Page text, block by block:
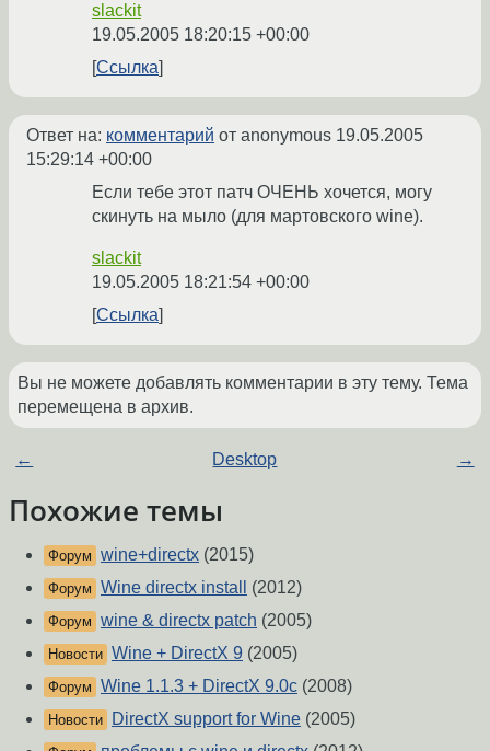
slackit
19.05.2005 18:20:15 +00:00
Ссылка
Ответ на: комментарий от anonymous 19.05.2005
15:29:14 +00:00
Если тебе этот патч ОЧЕНЬ хочется, могу
скинуть на мыло (для мартовского wine).
slackit
19.05.2005 18:21:54 +00:00
Ссылка
Вы не можете добавлять комментарии в эту тему. Тема
перемещена в архив.
← Desktop →
Похожие темы
Форум wine+directx (2015)
Форум Wine directx install (2012)
Форум wine & directx patch (2005)
Новости Wine + DirectX 9 (2005)
Форум Wine 1.1.3 + DirectX 9.0c (2008)
Новости DirectX support for Wine (2005)